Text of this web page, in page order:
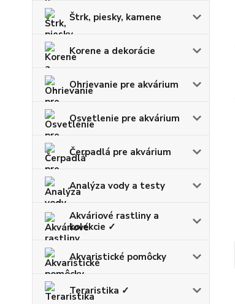
Štrk, piesky, kamene
Korene a dekorácie
Ohrievanie pre akvárium
Osvetlenie pre akvárium
Čerpadlá pre akvárium
Analýza vody a testy
Akváriové rastliny a
kolekcie ✓
Akvaristické pomôcky
Teraristika ✓